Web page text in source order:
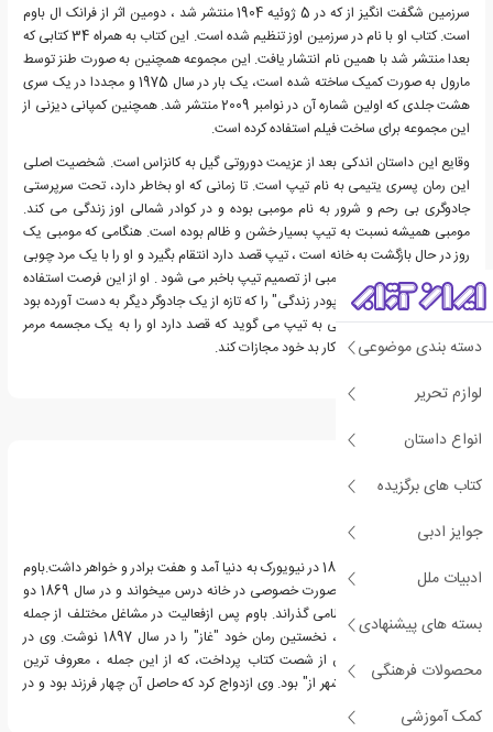
دسته بندی موضوعی
لوازم تحریر
انواع داستان
کتاب های برگزیده
جوایز ادبی
ادبیات ملل
بسته های پیشنهادی
محصولات فرهنگی
کمک آموزشی
سرزمین شگفت انگیز از که در 5 ژوئیه 1904 منتشر شد ، دومین اثر از فرانک ال باوم
است. کتاب او با نام در سرزمین اوز تنظیم شده است. این کتاب به همراه 34 کتابی که
بعدا منتشر شد با همین نام انتشار یافت. این مجموعه همچنین به صورت طنز توسط
مارول به صورت کمیک ساخته شده است، یک بار در سال 1975 و مجددا در یک سری
هشت جلدی که اولین شماره آن در نوامبر 2009 منتشر شد. همچنین کمپانی دیزنی از
این مجموعه برای ساخت فیلم استفاده کرده است.
وقایع این داستان اندکی بعد از عزیمت دوروتی گیل به کانزاس است. شخصیت اصلی
این رمان پسری یتیمی به نام تیپ است. تا زمانی که او بخاطر دارد، تحت سرپرستی
جادوگری بی رحم و شرور به نام مومبی بوده و در کوادر شمالی اوز زندگی می کند.
مومبی همیشه نسبت به تیپ بسیار خشن و ظالم بوده است. هنگامی که مومبی یک
روز در حال بازگشت به خانه است ، تیپ قصد دارد انتقام بگیرد و او را با یک مرد چوبی
که ساخته است بترساند.ممبی از تصمیم تیپ باخبر می شود . او از این فرصت استفاده
می کند تا جادوی جدید "پودر زندگی" را که تازه از یک جادوگر دیگر به دست آورده بود
روی او امتحان کند. مومبی به تیپ می گوید که قصد دارد او را به یک مجسمه مرمر
تبدیل کند تا او را به خاطر کار بد خود مجازات کند.
درباره فرانک ال باوم
فرانک ال باوم در سال 1856 در نیویورک به دنیا آمد و هفت برادر و خواهر داشت.باوم
تا سن دوازده سالگی به صورت خصوصی در خانه درس میخواند و در سال 1869 دو
سال را در یک آکادمی نظامی گذراند. باوم پس ازفعالیت در مشاغل مختلف از جمله
روزنامه نگاری و بازیگری ، نخستین رمان خود "غاز" را در سال 1897 نوشت. وی در
ادامه به نویسندگی بیش از شصت کتاب پرداخت، که از این جمله ، معروف ترین
رمانش با عنوان "جادوگر شهر از" بود. وی ازدواج کرد که حاصل آن چهار فرزند بود و در
سال 1919 درگذشت.